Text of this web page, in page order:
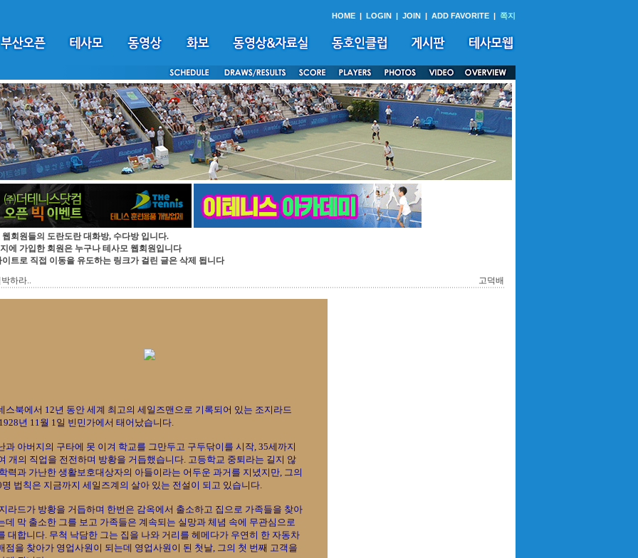
HOME | LOGIN | JOIN | ADD FAVORITE | 쪽지
회원들의 도란도란 대화방, 수다방 입니다.
에 가입한 회원은 누구나 테사모 웹회원입니다
트로 직접 이동을 유도하는 링크가 걸린 글은 삭제 됩니다
하라..
고덕배
스북에서 12년 동안 세계 최고의 세일즈맨으로 기록되어 있는 조지라드
년 11월 1일 빈민가에서 태어났습니다.
과 아버지의 구타에 못 이겨 학교를 그만두고 구두닦이를 시작, 35세까지
개의 직업을 전전하며 방황을 거듭했습니다. 고등학교 중퇴라는 길지 않
력과 가난한 생활보호대상자의 아들이라는 어두운 과거를 지녔지만, 그의
명 법칙은 지금까지 세일즈계의 살아 있는 전설이 되고 있습니다.
라드가 방황을 거듭하며 한번은 감옥에서 출소하고 집으로 가족들을 찾아
데 막 출소한 그를 보고 가족들은 계속되는 실망과 체념 속에 무관심으로
대합니다. 무척 낙담한 그는 집을 나와 거리를 헤메다가 우연히 한 자동차
점을 찾아가 영업사원이 되는데 영업사원이 된 첫날, 그의 첫 번째 고객을